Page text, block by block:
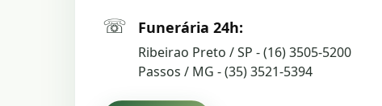
☏ Funerária 24h:
Ribeirao Preto / SP - (16) 3505-5200
Passos / MG - (35) 3521-5394